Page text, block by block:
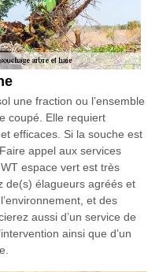
une fraction ou l’ensemble
coupé. Elle requiert
efficaces. Si la souche est
appel aux services
espace vert est très
de(s) élagueurs agréés et
et des
aussi d’un service de
ainsi que d’un